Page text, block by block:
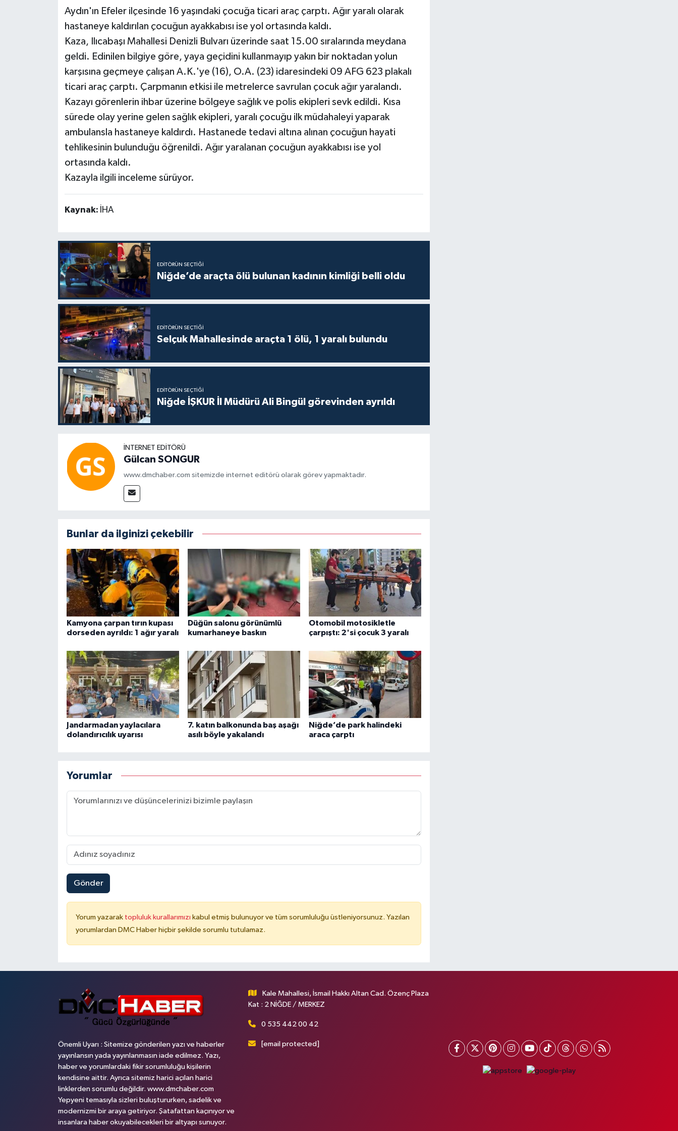
Aydın'ın Efeler ilçesinde 16 yaşındaki çocuğa ticari araç çarptı. Ağır yaralı olarak
hastaneye kaldırılan çocuğun ayakkabısı ise yol ortasında kaldı.
Kaza, Ilıcabaşı Mahallesi Denizli Bulvarı üzerinde saat 15.00 sıralarında meydana
geldi. Edinilen bilgiye göre, yaya geçidini kullanmayıp yakın bir noktadan yolun
karşısına geçmeye çalışan A.K.'ye (16), O.A. (23) idaresindeki 09 AFG 623 plakalı
ticari araç çarptı. Çarpmanın etkisi ile metrelerce savrulan çocuk ağır yaralandı.
Kazayı görenlerin ihbar üzerine bölgeye sağlık ve polis ekipleri sevk edildi. Kısa
sürede olay yerine gelen sağlık ekipleri, yaralı çocuğu ilk müdahaleyi yaparak
ambulansla hastaneye kaldırdı. Hastanede tedavi altına alınan çocuğun hayati
tehlikesinin bulunduğu öğrenildi. Ağır yaralanan çocuğun ayakkabısı ise yol
ortasında kaldı.
Kazayla ilgili inceleme sürüyor.
Kaynak: İHA
EDITÖRÜN SEÇTIĞI
Niğde’de araçta ölü bulunan kadının kimliği belli oldu
EDITÖRÜN SEÇTIĞI
Selçuk Mahallesinde araçta 1 ölü, 1 yaralı bulundu
EDITÖRÜN SEÇTIĞI
Niğde İŞKUR İl Müdürü Ali Bingül görevinden ayrıldı
İNTERNET EDITÖRÜ
Gülcan SONGUR
www.dmchaber.com sitemizde internet editörü olarak görev yapmaktadır.
Bunlar da ilginizi çekebilir
Kamyona çarpan tırın kupası
dorseden ayrıldı: 1 ağır yaralı
Düğün salonu görünümlü
kumarhaneye baskın
Otomobil motosikletle
çarpıştı: 2'si çocuk 3 yaralı
Jandarmadan yaylacılara
dolandırıcılık uyarısı
7. katın balkonunda baş aşağı
asılı böyle yakalandı
Niğde’de park halindeki
araca çarptı
Yorumlar
Gönder
Yorum yazarak topluluk kurallarımızı kabul etmiş bulunuyor ve tüm sorumluluğu üstleniyorsunuz. Yazılan
yorumlardan DMC Haber hiçbir şekilde sorumlu tutulamaz.
Önemli Uyarı : Sitemize gönderilen yazı ve haberler
yayınlansın yada yayınlanmasın iade edilmez. Yazı,
haber ve yorumlardaki fikir sorumluluğu kişilerin
kendisine aittir. Ayrıca sitemiz harici açılan harici
linklerden sorumlu değildir. www.dmchaber.com
Yepyeni temasıyla sizleri buluştururken, sadelik ve
modernizmi bir araya getiriyor. Şatafattan kaçınıyor ve
insanlara haber okuyabilecekleri bir altyapı sunuyor.
Kale Mahallesi, İsmail Hakkı Altan Cad. Özenç Plaza
Kat : 2 NİĞDE / MERKEZ
0 535 442 00 42
[email protected]